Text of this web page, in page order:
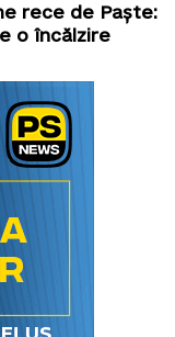
rece de Paște:
o încălzire